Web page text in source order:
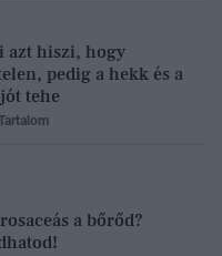
azt hiszi, hogy
pedig a hekk és a
tehe
a bőrőd?